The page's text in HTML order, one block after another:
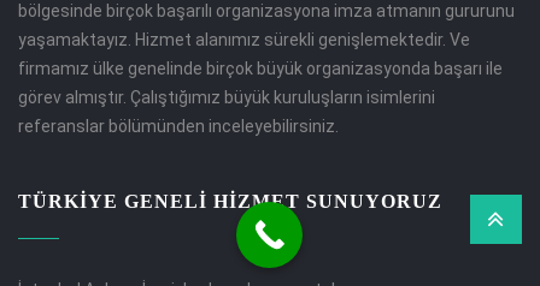
bölgesinde birçok başarılı organizasyona imza atmanın gururunu
yaşamaktayız. Hizmet alanımız sürekli genişlemektedir. Ve
firmamız ülke genelinde birçok büyük organizasyonda başarı ile
görev almıştır. Çalıştığımız büyük kuruluşların isimlerini
referanslar bölümünden inceleyebilirsiniz.
TÜRKİYE GENELİ HİZMET SUNUYORUZ